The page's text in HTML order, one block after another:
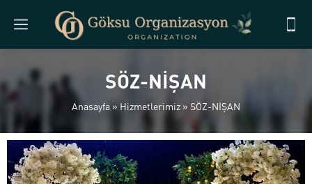
SÖZ-NİŞAN
Anasayfa »Hizmetlerimiz » SÖZ-NİŞAN